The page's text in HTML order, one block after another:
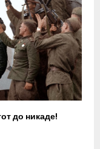
до никаде!